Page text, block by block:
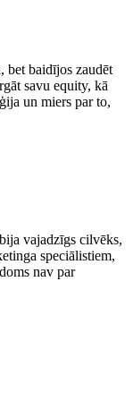
bet baidījos zaudēt
savu equity, kā
un miers par to,
vajadzīgs cilvēks,
speciālistiem,
nav par